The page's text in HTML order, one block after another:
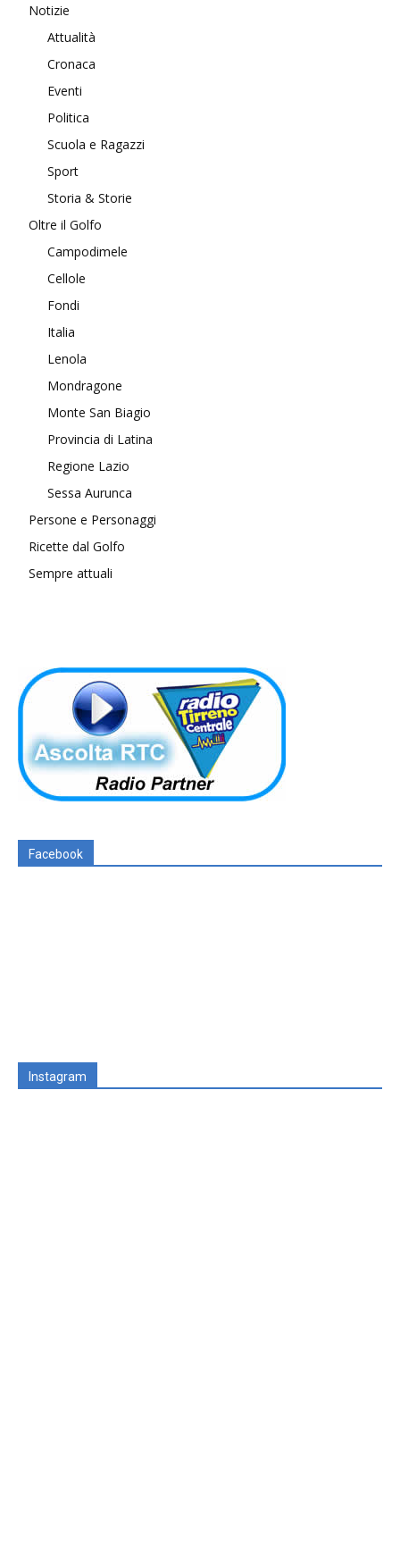
Notizie
Attualità
Cronaca
Eventi
Politica
Scuola e Ragazzi
Sport
Storia & Storie
Oltre il Golfo
Campodimele
Cellole
Fondi
Italia
Lenola
Mondragone
Monte San Biagio
Provincia di Latina
Regione Lazio
Sessa Aurunca
Persone e Personaggi
Ricette dal Golfo
Sempre attuali
Facebook
Instagram